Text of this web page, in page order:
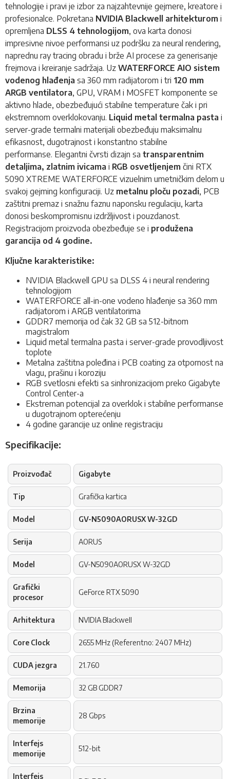
tehnologije i pravi je izbor za najzahtevnije gejmere, kreatore i
profesionalce. Pokretana NVIDIA Blackwell arhitekturom i
opremljena DLSS 4 tehnologijom, ova karta donosi
impresivne nivoe performansi uz podršku za neural rendering,
naprednu ray tracing obradu i brže AI procese za generisanje
frejmova i kreiranje sadržaja. Uz WATERFORCE AIO sistem
vodenog hlađenja sa 360 mm radijatorom i tri 120 mm
ARGB ventilatora, GPU, VRAM i MOSFET komponente se
aktivno hlade, obezbeđujući stabilne temperature čak i pri
ekstremnom overklokovanju. Liquid metal termalna pasta i
server-grade termalni materijali obezbeđuju maksimalnu
efikasnost, dugotrajnost i konstantno stabilne
performanse. Elegantni čvrsti dizajn sa transparentnim
detaljima, zlatnim ivicama i RGB osvetljenjem čini RTX
5090 XTREME WATERFORCE vizuelnim umetničkim delom u
svakoj gejming konfiguraciji. Uz metalnu ploču pozadi, PCB
zaštitni premaz i snažnu faznu naponsku regulaciju, karta
donosi beskompromisnu izdržljivost i pouzdanost.
Registracijom proizvoda obezbeđuje se i produžena
garancija od 4 godine.
Ključne karakteristike:
NVIDIA Blackwell GPU sa DLSS 4 i neural rendering
tehnologijom
WATERFORCE all-in-one vodeno hlađenje sa 360 mm
radijatorom i ARGB ventilatorima
GDDR7 memorija od čak 32 GB sa 512-bitnom
magistralom
Liquid metal termalna pasta i server-grade provodljivost
toplote
Metalna zaštitna poleđina i PCB coating za otpornost na
vlagu, prašinu i koroziju
RGB svetlosni efekti sa sinhronizacijom preko Gigabyte
Control Center-a
Ekstreman potencijal za overklok i stabilne performanse
u dugotrajnom opterećenju
4 godine garancije uz online registraciju
Specifikacije:
Proizvođač Gigabyte
Tip Grafička kartica
Model GV-N5090AORUSX W-32GD
Serija AORUS
Model GV-N5090AORUSX W-32GD
Grafički
procesor
GeForce RTX 5090
Arhitektura NVIDIA Blackwell
Core Clock 2655 MHz (Referentno: 2407 MHz)
CUDA jezgra 21.760
Memorija 32 GB GDDR7
Brzina
memorije
28 Gbps
Interfejs
memorije
512-bit
Interfejs